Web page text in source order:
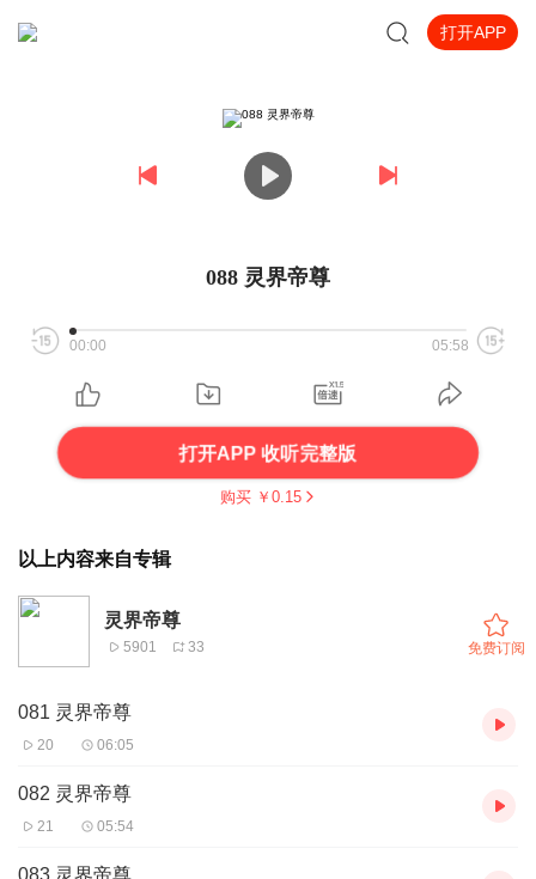
打开APP
088 灵界帝尊
00:00 05:58
打开APP 收听完整版
购买 ￥ 0.15
以上内容来自专辑
灵界帝尊
5901 33 免费订阅
081 灵界帝尊
20 06:05
082 灵界帝尊
21 05:54
083 灵界帝尊